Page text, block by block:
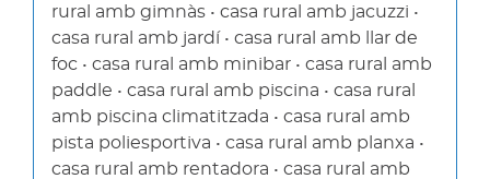
rural amb gimnàs • casa rural amb jacuzzi •
casa rural amb jardí • casa rural amb llar de
foc • casa rural amb minibar • casa rural amb
paddle • casa rural amb piscina • casa rural
amb piscina climatitzada • casa rural amb
pista poliesportiva • casa rural amb planxa •
casa rural amb rentadora • casa rural amb